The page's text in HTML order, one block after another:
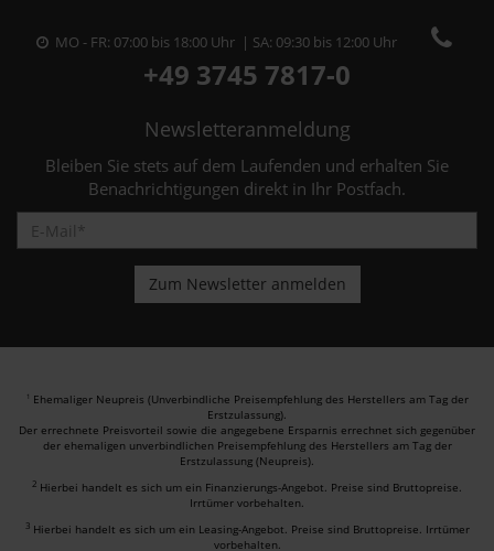
MO - FR: 07:00 bis 18:00 Uhr | SA: 09:30 bis 12:00 Uhr
+49 3745 7817-0
Newsletteranmeldung
Bleiben Sie stets auf dem Laufenden und erhalten Sie
Benachrichtigungen direkt in Ihr Postfach.
1 Ehemaliger Neupreis (Unverbindliche Preisempfehlung des Herstellers am Tag der
Erstzulassung).
Der errechnete Preisvorteil sowie die angegebene Ersparnis errechnet sich gegenüber
der ehemaligen unverbindlichen Preisempfehlung des Herstellers am Tag der
Erstzulassung (Neupreis).
2 Hierbei handelt es sich um ein Finanzierungs-Angebot. Preise sind Bruttopreise.
Irrtümer vorbehalten.
3 Hierbei handelt es sich um ein Leasing-Angebot. Preise sind Bruttopreise. Irrtümer
vorbehalten.